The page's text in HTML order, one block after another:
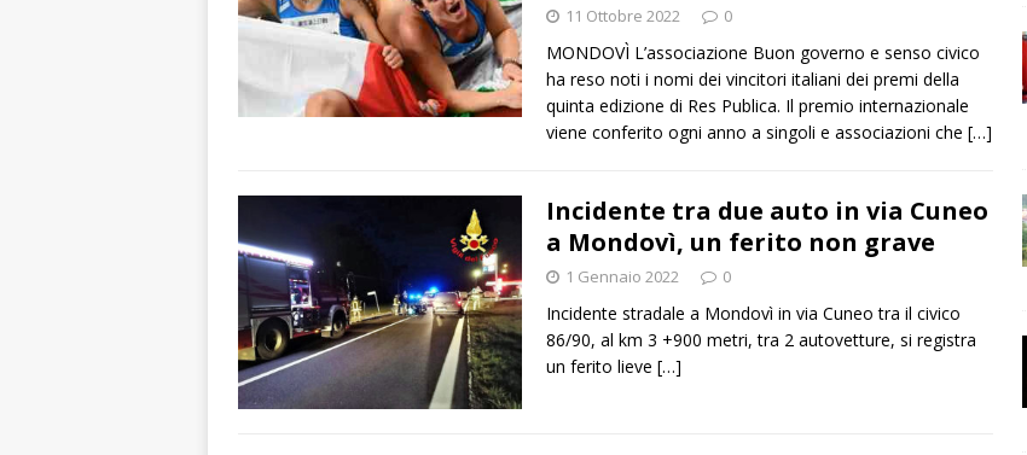
11 Ottobre 2022 0
MONDOVÌ L’associazione Buon governo e senso civico
ha reso noti i nomi dei vincitori italiani dei premi della
quinta edizione di Res Publica. Il premio internazionale
viene conferito ogni anno a singoli e associazioni che […]
Incidente tra due auto in via Cuneo
a Mondovì, un ferito non grave
1 Gennaio 2022 0
Incidente stradale a Mondovì in via Cuneo tra il civico
86/90, al km 3 +900 metri, tra 2 autovetture, si registra
un ferito lieve […]